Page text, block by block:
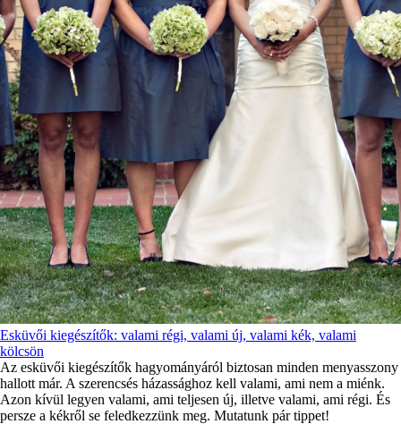
Esküvői kiegészítők: valami régi, valami új, valami kék, valami
kölcsön
Az esküvői kiegészítők hagyományáról biztosan minden menyasszony
hallott már. A szerencsés házassághoz kell valami, ami nem a miénk.
Azon kívül legyen valami, ami teljesen új, illetve valami, ami régi. És
persze a kékről se feledkezzünk meg. Mutatunk pár tippet!